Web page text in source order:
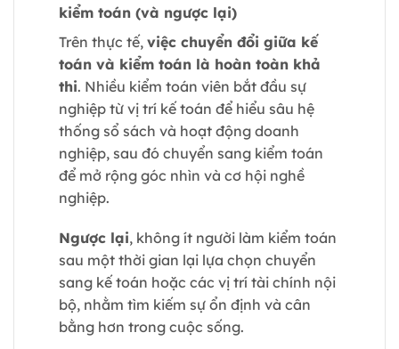
kiểm toán (và ngược lại)
Trên thực tế, việc chuyển đổi giữa kế
toán và kiểm toán là hoàn toàn khả
thi. Nhiều kiểm toán viên bắt đầu sự
nghiệp từ vị trí kế toán để hiểu sâu hệ
thống sổ sách và hoạt động doanh
nghiệp, sau đó chuyển sang kiểm toán
để mở rộng góc nhìn và cơ hội nghề
nghiệp.
Ngược lại, không ít người làm kiểm toán
sau một thời gian lại lựa chọn chuyển
sang kế toán hoặc các vị trí tài chính nội
bộ, nhằm tìm kiếm sự ổn định và cân
bằng hơn trong cuộc sống.